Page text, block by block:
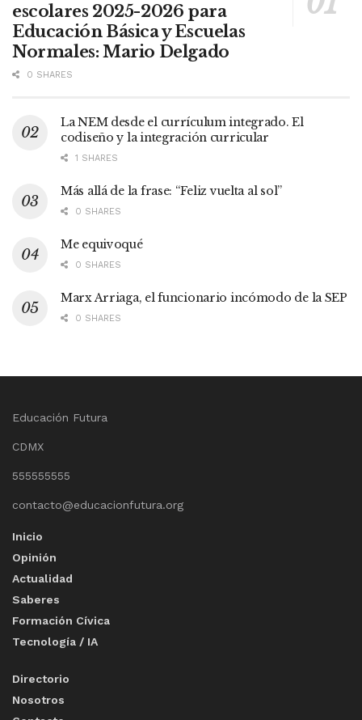
escolares 2025-2026 para
Educación Básica y Escuelas
Normales: Mario Delgado
0 SHARES
La NEM desde el currículum integrado. El
codiseño y la integración curricular
1 SHARES
Más allá de la frase: “Feliz vuelta al sol”
0 SHARES
Me equivoqué
0 SHARES
Marx Arriaga, el funcionario incómodo de la SEP
0 SHARES
Educación Futura
CDMX
555555555
contacto@educacionfutura.org
Inicio
Opinión
Actualidad
Saberes
Formación Cívica
Tecnología / IA
Directorio
Nosotros